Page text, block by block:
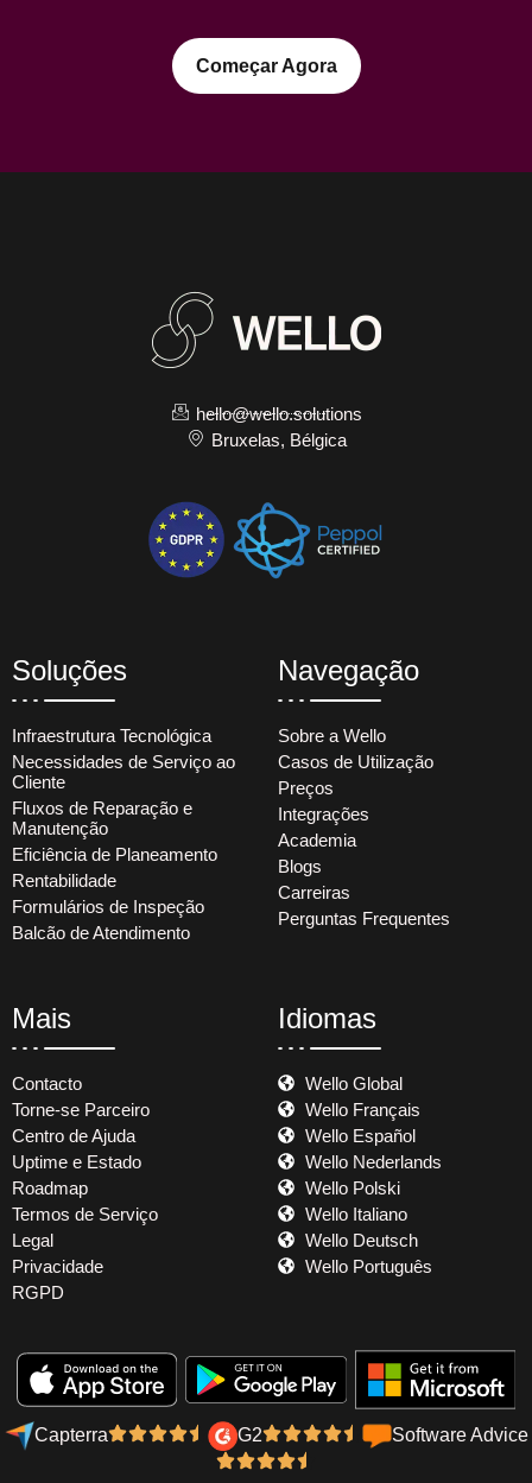
Começar Agora
hello@wello.solutions
Bruxelas, Bélgica
Soluções
Infraestrutura Tecnológica
Necessidades de Serviço ao
Cliente
Fluxos de Reparação e
Manutenção
Eficiência de Planeamento
Rentabilidade
Formulários de Inspeção
Balcão de Atendimento
Navegação
Sobre a Wello
Casos de Utilização
Preços
Integrações
Academia
Blogs
Carreiras
Perguntas Frequentes
Mais
Contacto
Torne-se Parceiro
Centro de Ajuda
Uptime e Estado
Roadmap
Termos de Serviço
Legal
Privacidade
RGPD
Idiomas
Wello Global
Wello Français
Wello Español
Wello Nederlands
Wello Polski
Wello Italiano
Wello Deutsch
Wello Português
Capterra G2 Software Advice